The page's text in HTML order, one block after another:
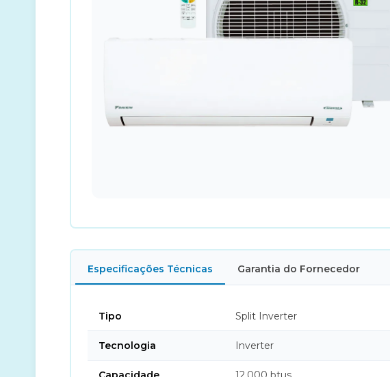
Especificações Técnicas Garantia do Fornecedor
Tipo Split Inverter
Tecnologia Inverter